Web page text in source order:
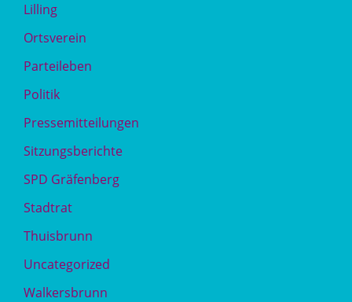
Lilling
Ortsverein
Parteileben
Politik
Pressemitteilungen
Sitzungsberichte
SPD Gräfenberg
Stadtrat
Thuisbrunn
Uncategorized
Walkersbrunn